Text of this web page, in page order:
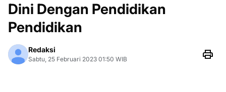
Dini Dengan Pendidikan
Pendidikan
Redaksi
Sabtu, 25 Februari 2023 01:50 WIB